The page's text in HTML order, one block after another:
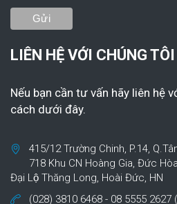
LIÊN HỆ VỚI CHÚNG TÔI
Nếu bạn cần tư vấn hãy liên hệ
cách dưới đây.
415/12 Trường Chinh, P.14,
718 Khu CN Hoàng Gia, Đức
Đại Lộ Thăng Long, Hoài Đức, HN
(028) 3810 6468 - 08 5555 2627